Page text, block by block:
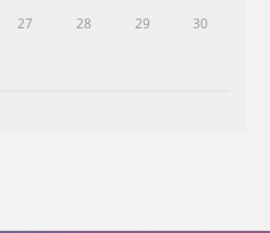
27 28 29 30